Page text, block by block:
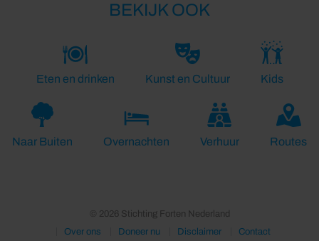
BEKIJK OOK
Eten en drinken Kunst en Cultuur Kids
Naar Buiten Overnachten Verhuur Routes
© 2026 Stichting Forten Nederland
Over ons
Doneer nu Disclaimer Contact